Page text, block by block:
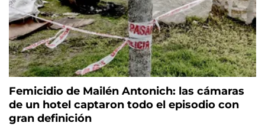
Femicidio de Mailén Antonich: las cámaras
de un hotel captaron todo el episodio con
gran definición